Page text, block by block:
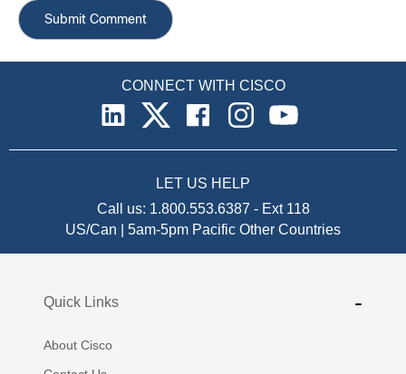
CONNECT WITH CISCO
LET US HELP
Call us: 1.800.553.6387 - Ext 118
US/Can | 5am-5pm Pacific Other Countries